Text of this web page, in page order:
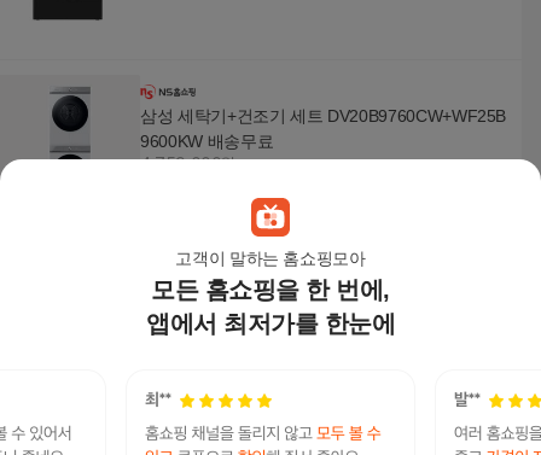
고객이 말하는 홈쇼핑모아
모든 홈쇼핑을 한 번에,
앱에서 최저가를 한눈에
삼성 세탁기+건조기 세트 DV20B9760CW+WF25B
9600KW 배송무료
4,759,000원
삼성 비스포크 WF90F2522ACHT AI 세탁기 25kg
건조기 22kg + 상단 설치 키트 / KN
4,224,000 원